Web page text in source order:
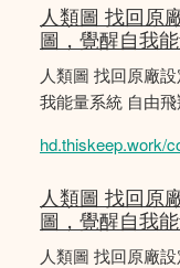
人類圖 找回原
圖，覺醒自我
人類圖 找回原廠
我能量系統 自由飛
hd.thiskeep.work/
人類圖 找回原
圖，覺醒自我
人類圖 找回原廠